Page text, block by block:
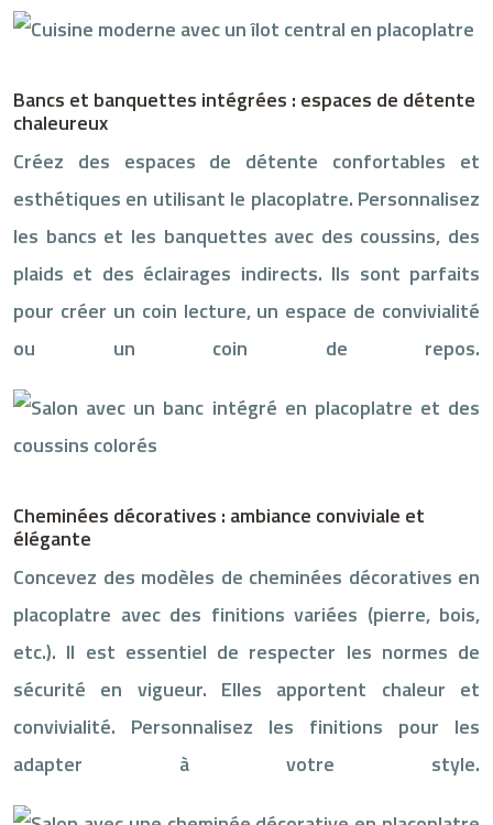
Bancs et banquettes intégrées : espaces de détente
chaleureux
Créez des espaces de détente confortables et
esthétiques en utilisant le placoplatre. Personnalisez
les bancs et les banquettes avec des coussins, des
plaids et des éclairages indirects. Ils sont parfaits
pour créer un coin lecture, un espace de convivialité
ou un coin de repos.
Cheminées décoratives : ambiance conviviale et
élégante
Concevez des modèles de cheminées décoratives en
placoplatre avec des finitions variées (pierre, bois,
etc.). Il est essentiel de respecter les normes de
sécurité en vigueur. Elles apportent chaleur et
convivialité. Personnalisez les finitions pour les
adapter à votre style.